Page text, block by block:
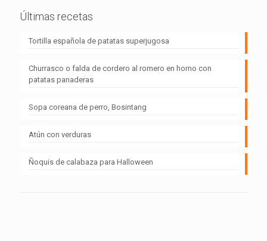
Últimas recetas
Tortilla española de patatas superjugosa
Churrasco o falda de cordero al romero en horno con
patatas panaderas
Sopa coreana de perro, Bosintang
Atún con verduras
Ñoquis de calabaza para Halloween